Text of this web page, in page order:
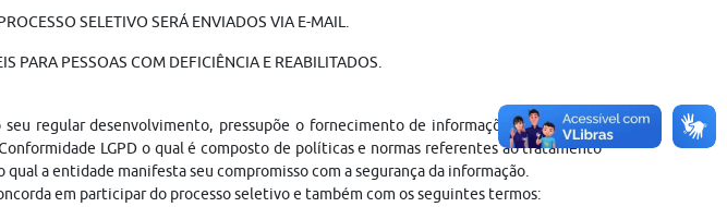
SELETIVO SERÁ ENVIADOS VIA E-MAIL.
PARA PESSOAS COM DEFICIÊNCIA E REABILITADOS.
regular desenvolvimento, pressupõe o fornecimento de informações pessoais do
LGPD o qual é composto de políticas e normas referentes ao tratamento
qual a entidade manifesta seu compromisso com a segurança da informação.
em participar do processo seletivo e também com os seguintes termos: